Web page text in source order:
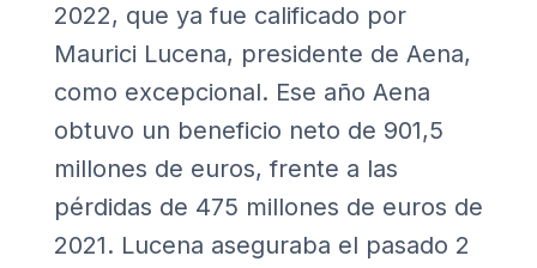
2022, que ya fue calificado por
Maurici Lucena, presidente de Aena,
como excepcional. Ese año Aena
obtuvo un beneficio neto de 901,5
millones de euros, frente a las
pérdidas de 475 millones de euros de
2021. Lucena aseguraba el pasado 2